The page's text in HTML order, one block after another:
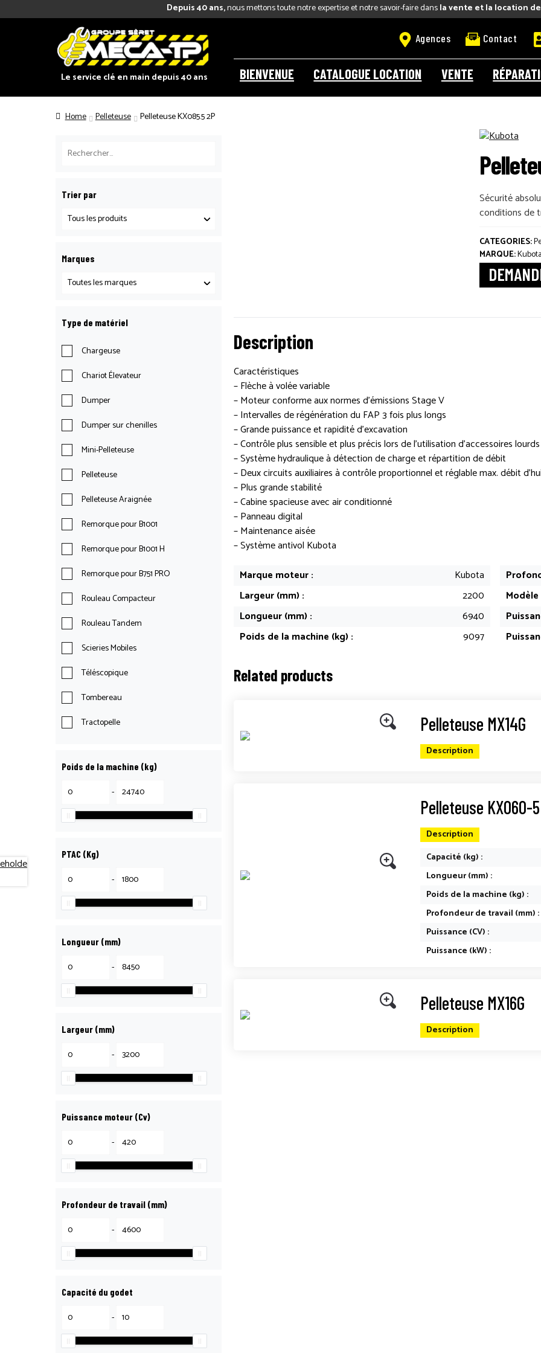
Depuis 40 ans,nous mettons toute notre expertise et notre savoir-faire dansla vente et la location
Le service clé en main depuis 40 ans
Agences Contact
BIENVENUE CATALOGUE LOCATION VENTE
Home Pelleteuse Pelleteuse KX085.5 2P
Sécurité
conditions de
CATEGORIES:
MARQUE:Kubota
Description
Caractéristiques
– Flèche à volée variable
– Moteur conforme aux normes d’émissions Stage V
– Intervalles de régénération du FAP 3 fois plus longs
– Grande puissance et rapidité d’excavation
– Contrôle plus sensible et plus précis lors de l’utilisation d’accessoires lourds
– Système hydraulique à détection de charge et répartition de débit
– Deux circuits auxiliaires à contrôle proportionnel et réglable max. débit
– Plus grande stabilité
– Cabine spacieuse avec air conditionné
– Panneau digital
– Maintenance aisée
– Système antivol Kubota
Marque moteur :
Kubota
Largeur (mm) :
2200
Longueur (mm) :
6940
Poids de la machine (kg) :
9097
Modèle
Related products
Pelleteuse MX14G
Description
Pelleteuse KX060-5
Description
Capacité (kg) :
Longueur (mm) :
Poids de la machine (kg) :
Profondeur de travail (mm) :
Puissance (CV) :
Puissance (kW) :
Pelleteuse MX16G
Description
Trier par
Marques
Type de matériel
Chargeuse
Chariot Élevateur
Dumper
Dumper sur chenilles
Mini-Pelleteuse
Pelleteuse
Pelleteuse Araignée
Remorque pour B1001
Remorque pour B1001 H
Remorque pour B751 PRO
Rouleau Compacteur
Rouleau Tandem
Scieries Mobiles
Téléscopique
Tombereau
Tractopelle
Poids de la machine (kg)
-
PTAC (Kg)
-
Longueur (mm)
-
Largeur (mm)
-
Puissance moteur (Cv)
-
Profondeur de travail (mm)
-
Capacité du godet
-